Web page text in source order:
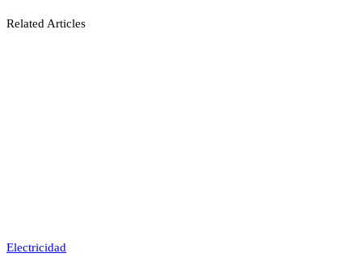
Related Articles
Electricidad